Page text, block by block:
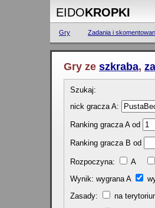
EIDOKROPKI
Gry Zadania i
Gry ze szkraba,
Szukaj:
nick gracza A:
Ranking gracza A od
Ranking gracza B od
Rozpoczyna: A
Wynik: wygrana A
Zasady:
na